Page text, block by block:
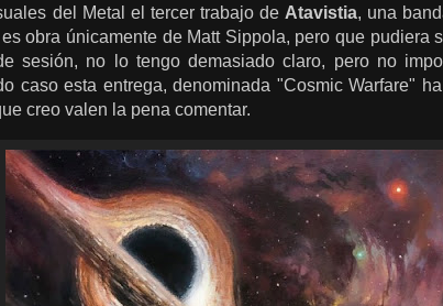
del Metal el tercer trabajo de Atavistia, una
obra únicamente de Matt Sippola, pero que pudiera
sesión, no lo tengo demasiado claro, pero no
caso esta entrega, denominada "Cosmic Warfare"
creo valen la pena comentar.